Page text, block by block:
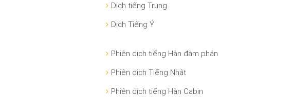
Dịch tiếng Trung
Dịch Tiếng Ý
Phiên dịch tiếng Hàn đàm phán
Phiên dịch Tiếng Nhật
Phiên dịch tiếng Hàn Cabin